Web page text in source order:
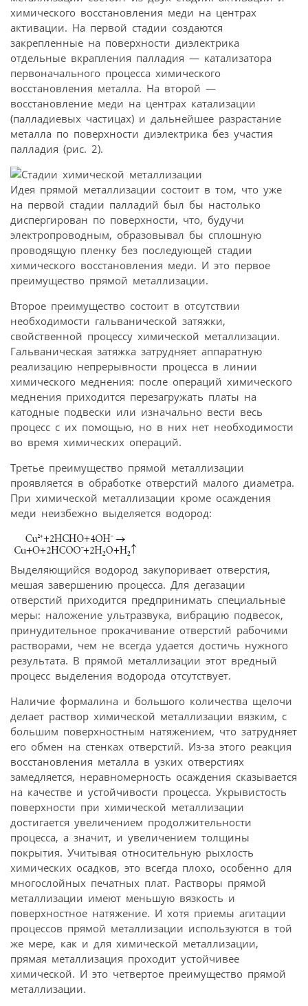
химического восстановления меди на центрах
активации. На первой стадии создаются
закрепленные на поверхности диэлектрика
отдельные вкрапления палладия — катализатора
первоначального процесса химического
восстановления металла. На второй —
восстановление меди на центрах катализации
(палладиевых частицах) и дальнейшее разрастание
металла по поверхности диэлектрика без участия
палладия (рис. 2).
Идея прямой металлизации состоит в том, что уже
на первой стадии палладий был бы настолько
диспергирован по поверхности, что, будучи
электропроводным, образовывал бы сплошную
проводящую пленку без последующей стадии
химического восстановления меди. И это первое
преимущество прямой металлизации.
Второе преимущество состоит в отсутствии
необходимости гальванической затяжки,
свойственной процессу химической металлизации.
Гальваническая затяжка затрудняет аппаратную
реализацию непрерывности процесса в линии
химического меднения: после операций химического
меднения приходится перезагружать платы на
катодные подвески или изначально вести весь
процесс с их помощью, но в них нет необходимости
во время химических операций.
Третье преимущество прямой металлизации
проявляется в обработке отверстий малого диаметра.
При химической металлизации кроме осаждения
меди неизбежно выделяется водород:
Выделяющийся водород закупоривает отверстия,
мешая завершению процесса. Для дегазации
отверстий приходится предпринимать специальные
меры: наложение ультразвука, вибрацию подвесок,
принудительное прокачивание отверстий рабочими
растворами, чем не всегда удается достичь нужного
результата. В прямой металлизации этот вредный
процесс выделения водорода отсутствует.
Наличие формалина и большого количества щелочи
делает раствор химической металлизации вязким, с
большим поверхностным натяжением, что затрудняет
его обмен на стенках отверстий. Из-за этого реакция
восстановления металла в узких отверстиях
замедляется, неравномерность осаждения сказывается
на качестве и устойчивости процесса. Укрывистость
поверхности при химической металлизации
достигается увеличением продолжительности
процесса, а значит, и увеличением толщины
покрытия. Учитывая относительную рыхлость
химических осадков, это всегда плохо, особенно для
многослойных печатных плат. Растворы прямой
металлизации имеют меньшую вязкость и
поверхностное натяжение. И хотя приемы агитации
процессов прямой металлизации используются в той
же мере, как и для химической металлизации,
прямая металлизация проходит устойчивее
химической. И это четвертое преимущество прямой
металлизации.